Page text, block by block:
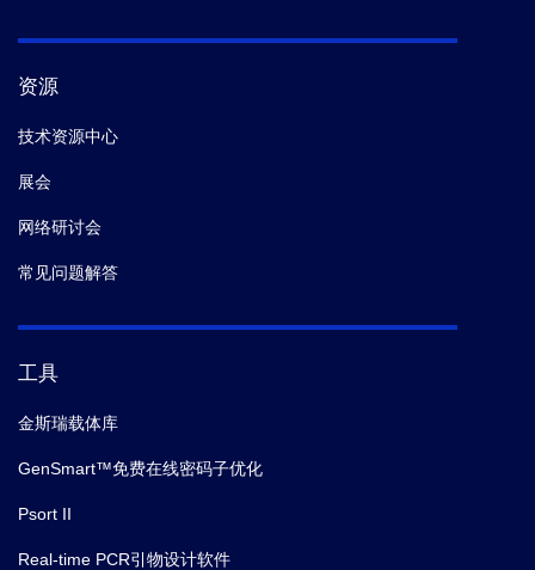
资源
技术资源中心
展会
网络研讨会
常见问题解答
工具
金斯瑞载体库
GenSmart™免费在线密码子优化
Psort II
Real-time PCR引物设计软件